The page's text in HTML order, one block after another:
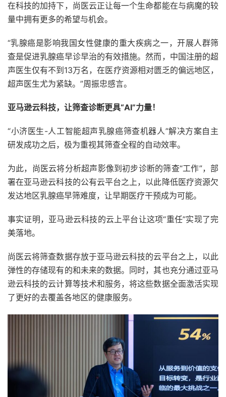
在科技的加持下，尚医云正让每一个生命都能在与病魔的较
量中拥有更多的希望与机会。
“乳腺癌是影响我国女性健康的重大疾病之一，开展人群筛
查是促进乳腺癌早诊早治的有效措施。然而，中国注册的超
声医生仅有不到13万名，在医疗资源相对匮乏的偏远地区，
超声医生尤为紧缺。”周振忠感言。
亚马逊云科技，让筛查诊断更具“AI”力量！
“小济医生-人工智能超声乳腺癌筛查机器人”解决方案自主
研发成功之后，极为重视其筛查全程的自动效率。
为此，尚医云将分析超声影像到初步诊断的筛查“工作”，部
署在亚马逊云科技的公有云平台之上，以此降低医疗资源欠
发达地区乳腺癌早筛难度，让早期医疗干预成为可能。
事实证明，亚马逊云科技的云上平台让这项“重任”实现了完
美落地。
尚医云将筛查数据存放于亚马逊云科技的云平台之上，以此
弹性的存储现有的和未来的数据。同时，其也充分通过亚马
逊云科技的云计算等技术和服务，将这些数据全面激活实现
了更好的去覆盖各地区的健康服务。